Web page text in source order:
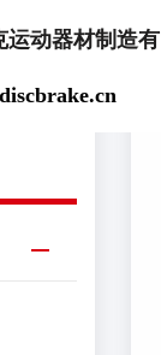
运动器材制造有